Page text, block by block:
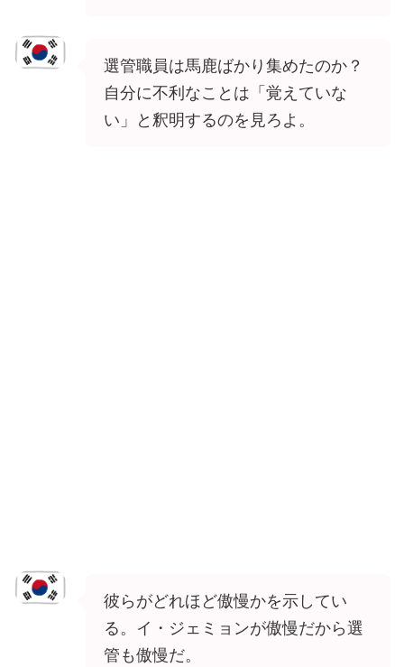
選管職員は馬鹿ばかり集めたのか？
自分に不利なことは「覚えていな
い」と釈明するのを見ろよ。
彼らがどれほど傲慢かを示してい
る。イ・ジェミョンが傲慢だから選
管も傲慢だ。